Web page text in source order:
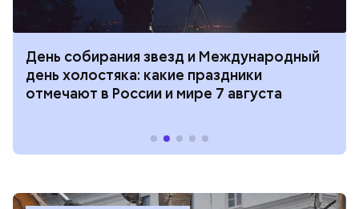
День собирания звезд и Международный
день холостяка: какие праздники
отмечают в России и мире 7 августа